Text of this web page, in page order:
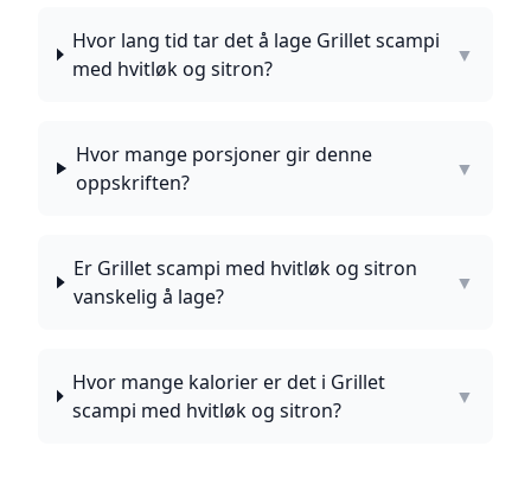
Hvor lang tid tar det å lage Grillet scampi
med hvitløk og sitron?
▼
Hvor mange porsjoner gir denne
oppskriften?
▼
Er Grillet scampi med hvitløk og sitron
vanskelig å lage?
▼
Hvor mange kalorier er det i Grillet
scampi med hvitløk og sitron?
▼